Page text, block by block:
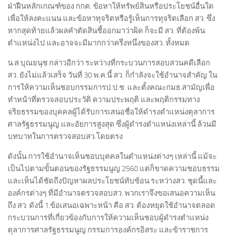
ฝ่าฝืนหลักเกณฑ์ของ กกต. ข้อหาให้ทรัพย์สินหรือประโยชน์อื่นใด
เพื่อให้ลงคะแนน และข้อหาทุจริตหรือรู้เห็นการทุจริตเลือก สว. ซึ่ง
หากสุดท้ายแล้วผลคำตัดสินชี้ออกมาว่าผิด ก็จะมี สว. ที่ต้องพ้น
ตำแหน่งไป และอาจจะมีมากกว่าครึ่งหนึ่งของสว. ทั้งหมด
น.ส.บุณยนุช กล่าวอีกว่า ระหว่างที่กระบวนการสอบสวนคดีเลือก
สว. ยังไม่แล้วเสร็จ วันที่ 30 พ.ค.นี้ สว. ก็กำลังจะใช้อำนาจสำคัญ ใน
การให้ความเห็นชอบกรรมการป.ป.ช. และตั้งคณะกมธ.สามัญเพื่อ
ทำหน้าที่ตรวจสอบประวัติ ความประพฤติ และพฤติกรรมทาง
จริยธรรมของบุคคลผู้ได้รับการเสนอชื่อให้ดำรงตำแหน่งตุลาการ
ศาลรัฐธรรมนูญ และอัยการสูงสุด ซึ่งผู้ดำรงตำแหน่งเหล่านี้ ล้วนมี
บทบาทในการตรวจสอบสว.โดยตรง
ดังนั้น การใช้อำนาจเห็นชอบบุคคลในตำแหน่งต่างๆ เหล่านี้ แม้จะ
เป็นไปตามขั้นตอนของรัฐธรรมนูญ 2560 แต่ก็ขาดความชอบธรรม
และเห็นได้ชัดถึงปัญหาผลประโยชน์ทับซ้อน ระหว่างสว. ชุดนี้และ
องค์กรต่างๆ ที่มีอำนาจตรวจสอบสว. พวกเราจึงขอเสนอความเห็น
ถึง สว. ดังนี้ 1.ข้อเสนอเฉพาะหน้า คือ สว. ต้องหยุดใช้อำนาจตลอด
กระบวนการที่เกี่ยวข้องกับการให้ความเห็นชอบผู้ดำรงตำแหน่ง
ตุลาการศาลรัฐธรรมนูญ กรรมการองค์กรอิสระ และข้าราชการ